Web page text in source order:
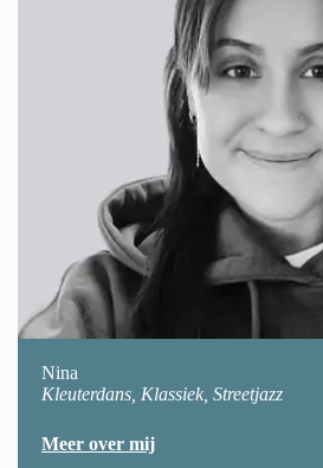
Nina
Kleuterdans, Klassiek, Streetjazz
Meer over mij